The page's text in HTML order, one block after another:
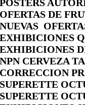
DE
CERVEZA